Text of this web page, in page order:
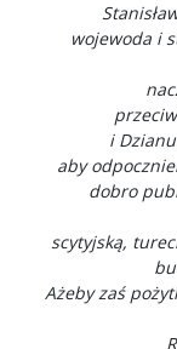
wojewoda i
i
aby
dobro
scytyjską,
Ażeby zaś